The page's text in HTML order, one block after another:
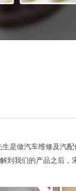
生是做汽车维修及汽
到我们的产品之后